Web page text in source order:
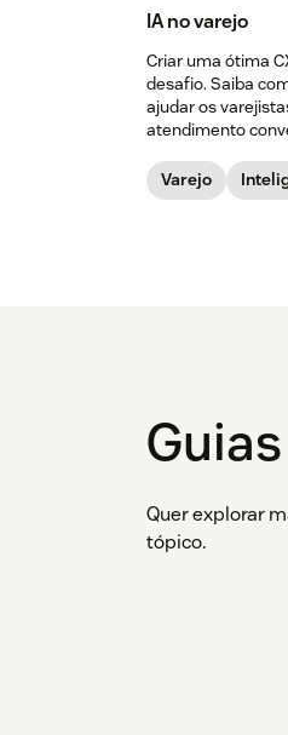
IA no varejo
Criar uma ótima
desafio. Saiba
ajudar os
atendimento
Varejo
Quer explorar
tópico.